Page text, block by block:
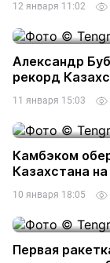
12 января 11:02
Александр
рекорд
11 января 15:03
Камбэком
Казахстана
10 января 18:05
Первая